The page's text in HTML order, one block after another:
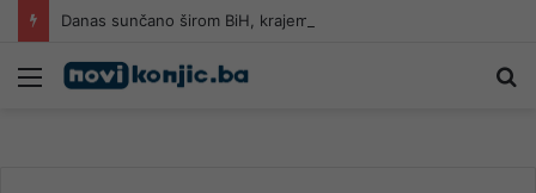
Danas sunčano širom BiH, krajem dana kiša
Meni